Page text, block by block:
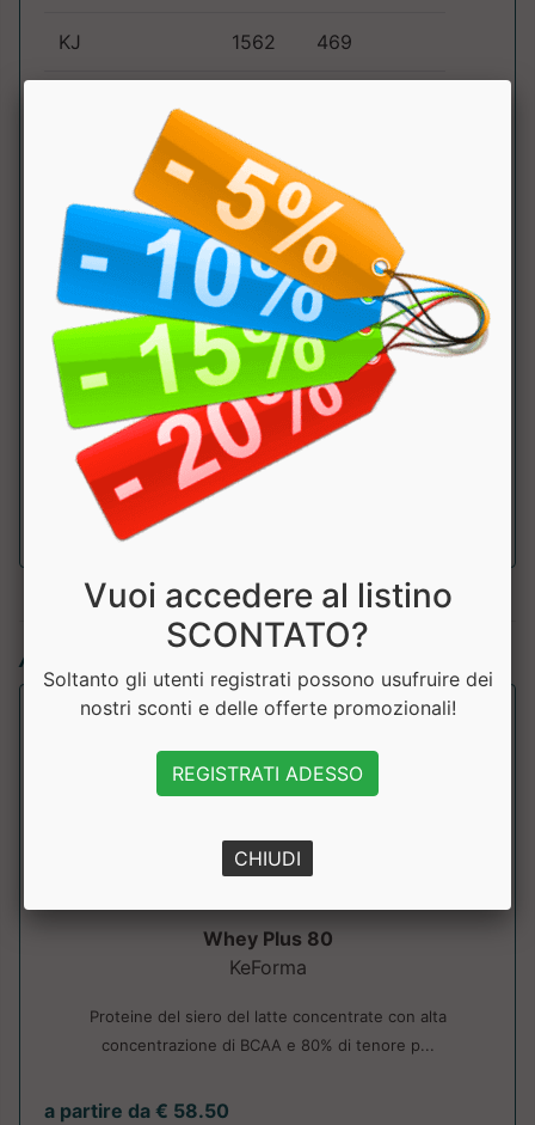
KJ 1562 469
di cui acidi
grassi saturi
0.7g
Carboidrati 0.7g 0.2g
di cui zuccheri 0.2g 0.06g
Fibre 1.1g 0.3g
Proteine 86.4g 25.9g
Sale (Na x 2.5) 0.51g
Articoli simili:
Whey Plus 80
KeForma
Proteine del siero del latte concentrate con alta
concentrazione di BCAA e 80% di tenore p...
a partire da € 58.50
Vuoi accedere al listino
SCONTATO?
Soltanto gli utenti registrati possono usufruire dei
nostri sconti e delle offerte promozionali!
REGISTRATI ADESSO
CHIUDI